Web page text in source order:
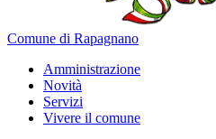
Comune di Rapagnano
Amministrazione
Novità
Servizi
Vivere il comune